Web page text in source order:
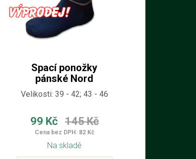
Spací ponožky
pánské Nord
Velikosti: 39 - 42; 43 - 46
99 Kč 145 Kč
Cena bez DPH: 82 Kč
Na skladě